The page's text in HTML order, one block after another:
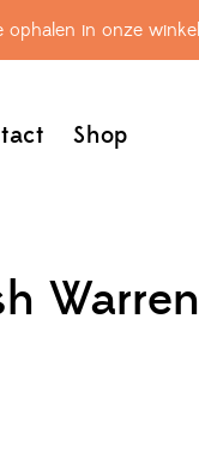
ophalen in onze
Shop
Warren